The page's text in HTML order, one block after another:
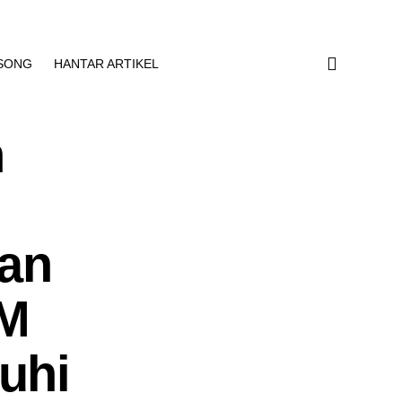
HANTAR ARTIKEL